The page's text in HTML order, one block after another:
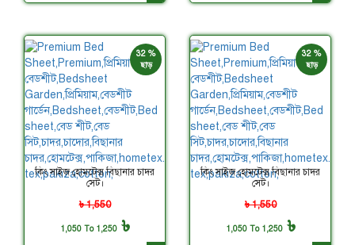
32 %
ছাড়
কিং সাইজ হোমটেক্স বিছানার চাদর
সেট।
৳ 1,550
1,050 To 1,250৳
32 %
ছাড়
কিং সাইজ হোমটেক্স বিছানার চাদর
সেট।
৳ 1,550
1,050 To 1,250৳